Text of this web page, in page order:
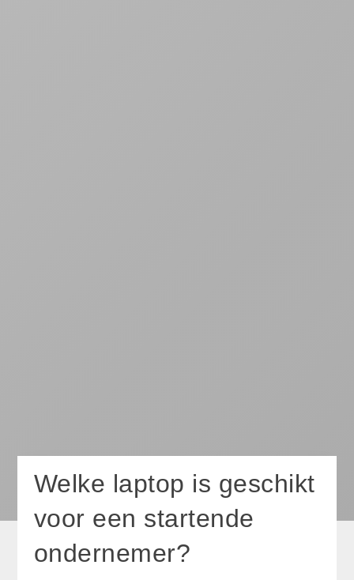
Welke laptop is geschikt
voor een startende
ondernemer?